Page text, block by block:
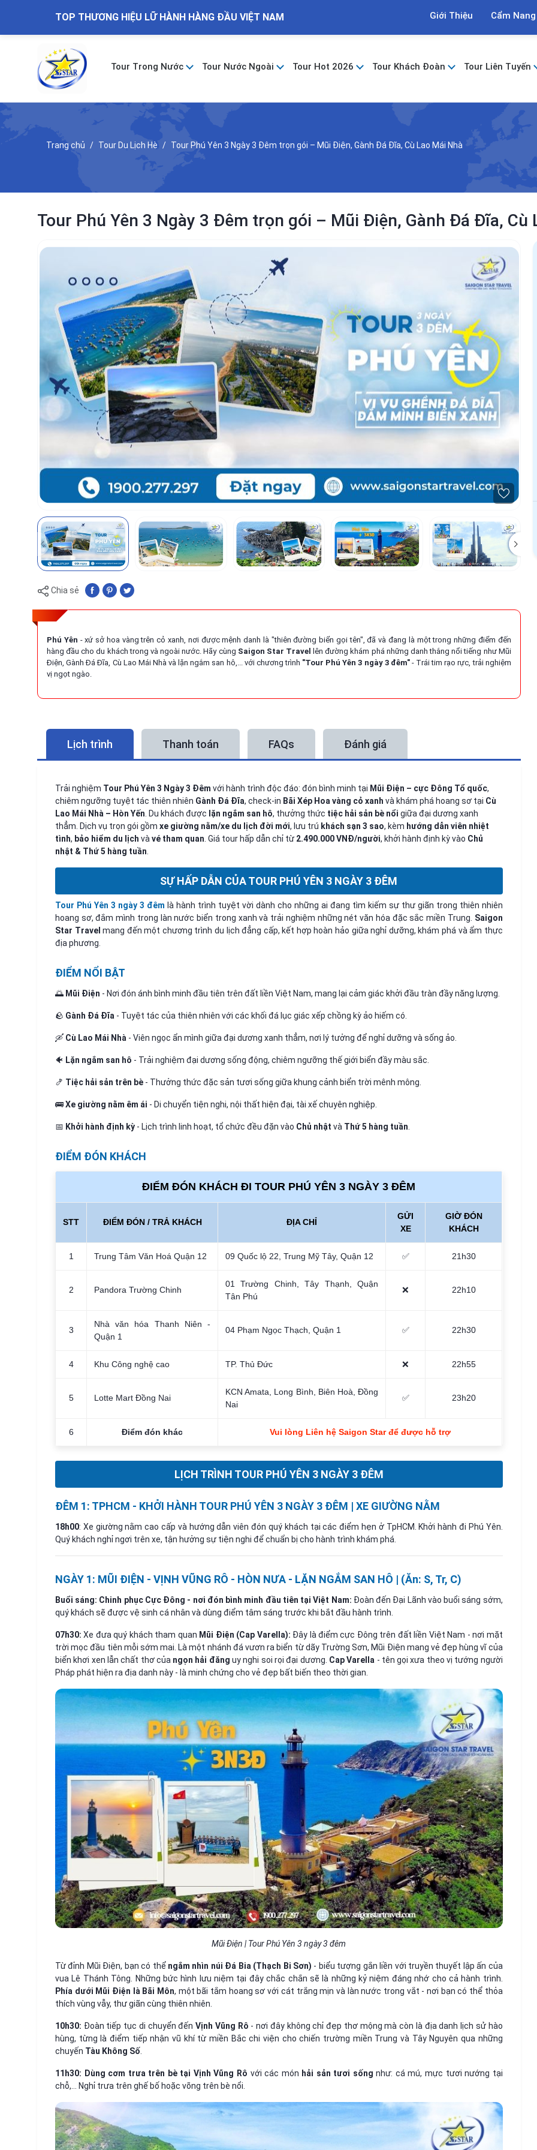
TOP THƯƠNG HIỆU LỮ HÀNH HÀNG ĐẦU VIỆT NAM Giới Thiệu Cẩm Nang
Tour Trong Nước Tour Nước Ngoài Tour Hot 2026 Tour Khách Đoàn Tour Liên Tuyến
Trang chủ Tour Du Lịch Hè Tour Phú Yên 3 Ngày 3 Đêm trọn gói – Mũi Điện, Gành Đá Đĩa, Cù Lao Mái Nhà
Tour Phú Yên 3 Ngày 3 Đêm trọn gói – Mũi Điện, Gành Đá Đĩa, Cù
Chia sẻ
Phú Yên - xứ sở hoa vàng trên cỏ xanh, nơi được mệnh danh là "thiên đường biển gọi tên", đã và đang là một trong những điểm đến
hàng đầu cho du khách trong và ngoài nước. Hãy cùng Saigon Star Travel
lên đường khám phá những danh thắng nổi tiếng như Mũi
Điện, Gành Đá Đĩa, Cù Lao Mái Nhà và lặn ngắm san hô,... với chương trình "Tour Phú Yên 3 ngày 3 đêm"- Trái tim rạo rực, trải nghiệm
vị ngọt ngào.
Lịch trình Thanh toán FAQs Đánh giá
Trải nghiệm Tour Phú Yên 3 Ngày 3 Đêm với hành trình độc đáo: đón bình minh tại Mũi Điện – cực Đông Tổ quốc,
chiêm ngưỡng tuyệt tác thiên nhiên Gành Đá Đĩa, check-in Bãi Xép Hoa vàng cỏ xanh và khám phá hoang sơ tại Cù
Lao Mái Nhà – Hòn Yến. Du khách được lặn ngắm san hô, thưởng thức tiệc hải sản bè nổi giữa đại dương xanh
thẳm. Dịch vụ trọn gói gồm xe giường nằm/xe du lịch đời mới, lưu trú khách sạn 3 sao, kèm hướng dẫn viên nhiệt
tình, bảo hiểm du lịch vàvé tham quan. Giá tour hấp dẫn chỉ từ 2.490.000 VNĐ/người, khởi hành định kỳ vào Chủ
nhật & Thứ 5 hàng tuần.
SỰ HẤP DẪN CỦA TOUR PHÚ YÊN 3 NGÀY 3 ĐÊM
Tour Phú Yên 3 ngày 3 đêm là hành trình tuyệt vời dành cho những ai đang tìm kiếm sự thư giãn trong thiên nhiên
hoang sơ, đắm mình trong làn nước biển trong xanh và trải nghiệm những nét văn hóa đặc sắc miền Trung. Saigon
Star Travel mang đến một chương trình du lịch đẳng cấp, kết hợp hoàn hảo giữa nghỉ dưỡng, khám phá và ẩm thực
địa phương.
ĐIỂM NỔI BẬT
🌅 Mũi Điện - Nơi đón ánh bình minh đầu tiên trên đất liền Việt Nam, mang lại cảm giác khởi đầu tràn đầy năng lượng.
🪨 Gành Đá Đĩa - Tuyệt tác của thiên nhiên với các khối đá lục giác xếp chồng kỳ ảo hiếm có.
🛶 Cù Lao Mái Nhà - Viên ngọc ẩn mình giữa đại dương xanh thẳm, nơi lý tưởng để nghỉ dưỡng và sống ảo.
🐠 Lặn ngắm san hô - Trải nghiệm đại dương sống động, chiêm ngưỡng thế giới biển đầy màu sắc.
🍤 Tiệc hải sản trên bè - Thưởng thức đặc sản tươi sống giữa khung cảnh biển trời mênh mông.
🚌Xe giường nằm êm ái - Di chuyển tiện nghi, nội thất hiện đại, tài xế chuyên nghiệp.
📅 Khởi hành định kỳ - Lịch trình linh hoạt, tổ chức đều đặn vào Chủ nhật và Thứ 5 hàng tuần.
ĐIỂM ĐÓN KHÁCH
ĐIỂM ĐÓN KHÁCH ĐI TOUR PHÚ YÊN 3 NGÀY 3 ĐÊM
STT ĐIỂM ĐÓN / TRẢ KHÁCH ĐỊA CHỈ
GỬI
XE
GIỜ ĐÓN
KHÁCH
1 Trung Tâm Văn Hoá Quận 12 09 Quốc lộ 22, Trung Mỹ Tây, Quận 12 ✅ 21h30
2 Pandora Trường Chinh
01 Trường Chinh, Tây Thạnh, Quận
Tân Phú
❌ 22h10
3
Nhà văn hóa Thanh Niên -
Quận 1
04 Phạm Ngọc Thạch, Quận 1 ✅ 22h30
4 Khu Công nghệ cao TP. Thủ Đức ❌ 22h55
5 Lotte Mart Đồng Nai
KCN Amata, Long Bình, Biên Hoà, Đồng
Nai
✅ 23h20
6 Điểm đón khác Vui lòng Liên hệ Saigon Star để được hỗ trợ
LỊCH TRÌNH TOUR PHÚ YÊN 3 NGÀY 3 ĐÊM
ĐÊM 1: TPHCM - KHỞI HÀNH TOUR PHÚ YÊN 3 NGÀY 3 ĐÊM | XE GIƯỜNG NẰM
18h00: Xe giường nằm cao cấp và hướng dẫn viên đón quý khách tại các điểm hẹn ở TpHCM. Khởi hành đi Phú Yên.
Quý khách nghỉ ngơi trên xe, tận hưởng sự tiện nghi để chuẩn bị cho hành trình khám phá.
NGÀY 1: MŨI ĐIỆN - VỊNH VŨNG RÔ - HÒN NƯA - LẶN NGẮM SAN HÔ | (Ăn: S, Tr, C)
Buổi sáng: Chinh phục Cực Đông - nơi đón bình minh đầu tiên tại Việt Nam: Đoàn đến Đại Lãnh vào buổi sáng sớm,
quý khách sẽ được vệ sinh cá nhân và dùng điểm tâm sáng trước khi bắt đầu hành trình.
07h30:Xe đưa quý khách tham quan Mũi Điện (Cap Varella): Đây là điểm cực Đông trên đất liền Việt Nam - nơi mặt
trời mọc đầu tiên mỗi sớm mai. Là một nhánh đá vươn ra biển từ dãy Trường Sơn, Mũi Điện mang vẻ đẹp hùng vĩ của
biển khơi xen lẫn chất thơ của ngọn hải đăng uy nghi soi rọi đại dương. Cap Varella - tên gọi xưa theo vị tướng người
Pháp phát hiện ra địa danh này - là minh chứng cho vẻ đẹp bất biến theo thời gian.
Mũi Điện | Tour Phú Yên 3 ngày 3 đêm
Từ đỉnh Mũi Điện, bạn có thể ngắm nhìn núi Đá Bia (Thạch Bi Sơn) - biểu tượng gắn liền với truyền thuyết lập ấn của
vua Lê Thánh Tông. Những bức hình lưu niệm tại đây chắc chắn sẽ là những kỷ niệm đáng nhớ cho cả hành trình.
Phía dưới Mũi Điện là Bãi Môn, một bãi tắm hoang sơ với cát trắng mịn và làn nước trong vắt - nơi bạn có thể thỏa
thích vùng vẫy, thư giãn cùng thiên nhiên.
10h30: Đoàn tiếp tục di chuyển đếnVịnh Vũng Rô - nơi đây không chỉ đẹp thơ mộng mà còn là địa danh lịch sử hào
hùng, từng là điểm tiếp nhận vũ khí từ miền Bắc chi viện cho chiến trường miền Trung và Tây Nguyên qua những
chuyến Tàu Không Số
11h30: Dùng cơm trưa trên bè tại Vịnh Vũng Rô với các món hải sản tươi sốngnhư: cá mú, mực tươi nướng tại
chỗ,... Nghỉ trưa trên ghế bố hoặc võng trên bè nổi.